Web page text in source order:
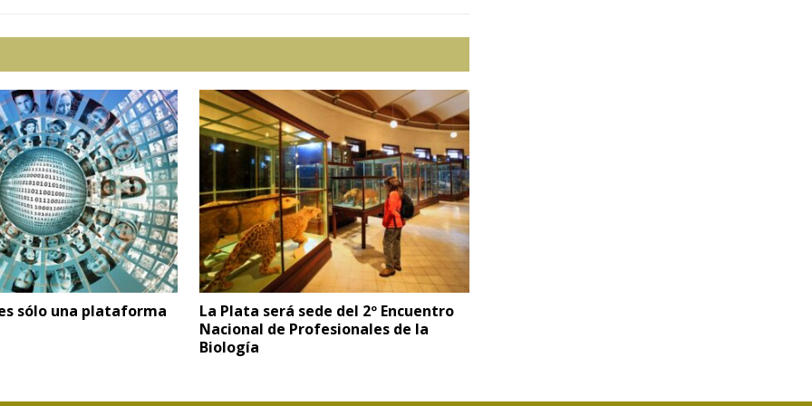
sólo una plataforma
La Plata será sede del 2º Encuentro
Nacional de Profesionales de la
Biología